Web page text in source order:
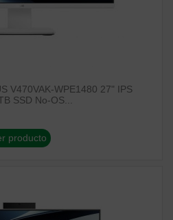
V470VAK-WPE1480 27" IPS
SSD No-OS...
producto